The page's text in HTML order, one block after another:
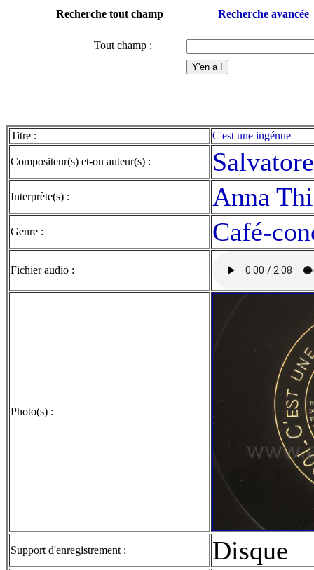
Recherche tout champ Recherche avancée
Tout champ :
Titre : C'est une ingénue
Compositeur(s) et-ou auteur(s) :
Interprète(s) : Anna
Genre : Café-
Fichier audio :
Photo(s) :
Support d'enregistrement : Disque